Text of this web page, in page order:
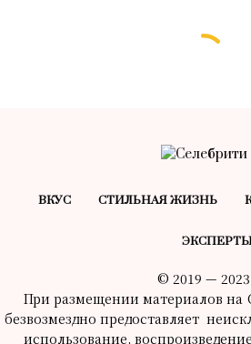
ВКУС СТИЛЬНАЯ ЖИЗНЬ
© 2019 — 2023
При размещении материалов на
безвозмездно предоставляет
использование,